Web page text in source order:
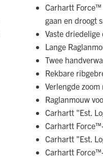
Carhartt
gaan en droogt
Vaste
Lange
Twee
Rekbare
Verlengde
Raglanmouw
Carhartt "Est.
Carhartt
Carhartt "Est.
Carhartt